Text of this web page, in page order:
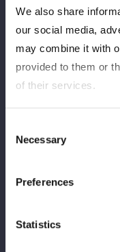
We also share
our social media,
may combine it with
provided to them or
of their services.
Selection
Necessary
Preferences
Statistics
うか。
ぜひ吏南選手の活躍に
[Informasi
■『CMLL Presenta
2026』
◆会場：メキシコシテ
●エル・ファンタズモ